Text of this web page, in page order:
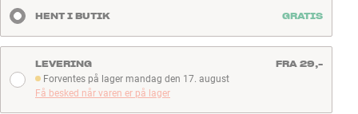
Kundeservice
Byg med Lyd
HENT I BUTIK GRATIS
Forventes på lager mandag den 17. august
Forventes på lager mandag den 17. august
Få besked når varen er på lager
LEVERING FRA 29,-